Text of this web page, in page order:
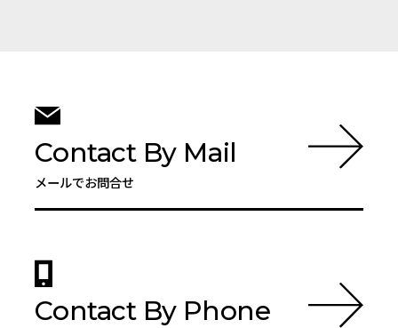
Contact By Mail
メールでお問合せ
Contact By Phone